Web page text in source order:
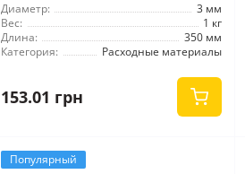
Диаметр:
3 мм
Вес:
1 кг
Длина:
350 мм
Категория:
Расходные материалы
153.01 грн
Популярный